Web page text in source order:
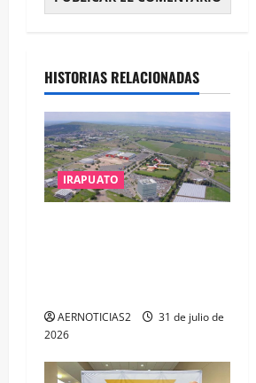
HISTORIAS RELACIONADAS
IRAPUATO
AERNOTICIAS2
31 de julio de
2026